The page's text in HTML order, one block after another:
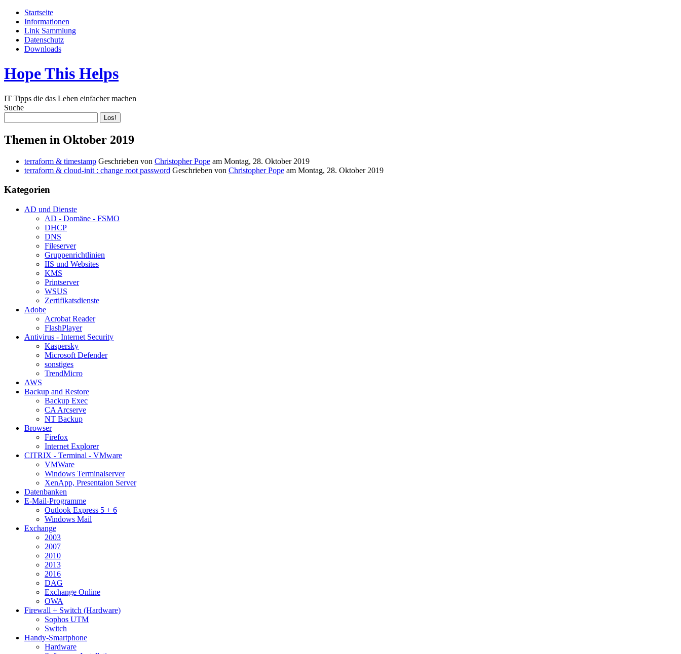
Startseite
Informationen
Link Sammlung
Datenschutz
Downloads
Hope This Helps
IT Tipps die das Leben einfacher machen
Suche
Themen in Oktober 2019
terraform & timestamp Geschrieben von Christopher Pope am Montag, 28. Oktober 2019
terraform & cloud-init : change root password Geschrieben von Christopher Pope am Montag, 28. Oktober 2019
Kategorien
AD und Dienste
AD - Domäne - FSMO
DHCP
DNS
Fileserver
Gruppenrichtlinien
IIS und Websites
KMS
Printserver
WSUS
Zertifikatsdienste
Adobe
Acrobat Reader
FlashPlayer
Antivirus - Internet Security
Kaspersky
Microsoft Defender
sonstiges
TrendMicro
AWS
Backup and Restore
Backup Exec
CA Arcserve
NT Backup
Browser
Firefox
Internet Explorer
CITRIX - Terminal - VMware
VMWare
Windows Terminalserver
XenApp, Presentaion Server
Datenbanken
E-Mail-Programme
Outlook Express 5 + 6
Windows Mail
Exchange
2003
2007
2010
2013
2016
DAG
Exchange Online
OWA
Firewall + Switch (Hardware)
Sophos UTM
Switch
Handy-Smartphone
Hardware